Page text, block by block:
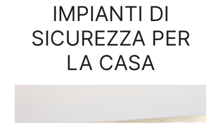
IMPIANTI DI
SICUREZZA PER
LA CASA